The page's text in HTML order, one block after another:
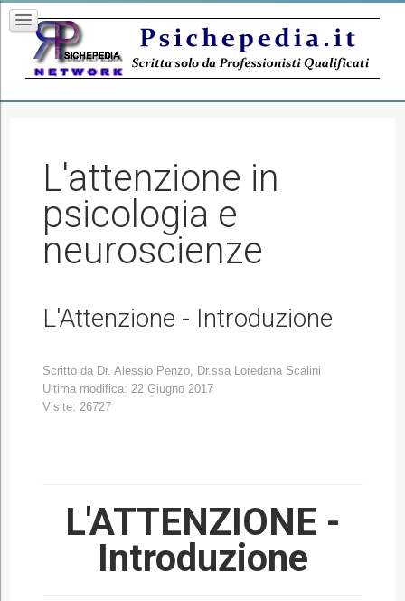
L'attenzione in
psicologia e
neuroscienze
L'Attenzione - Introduzione
Scritto da Dr. Alessio Penzo, Dr.ssa Loredana Scalini
Ultima modifica: 22 Giugno 2017
Visite: 26727
L'ATTENZIONE -
Introduzione